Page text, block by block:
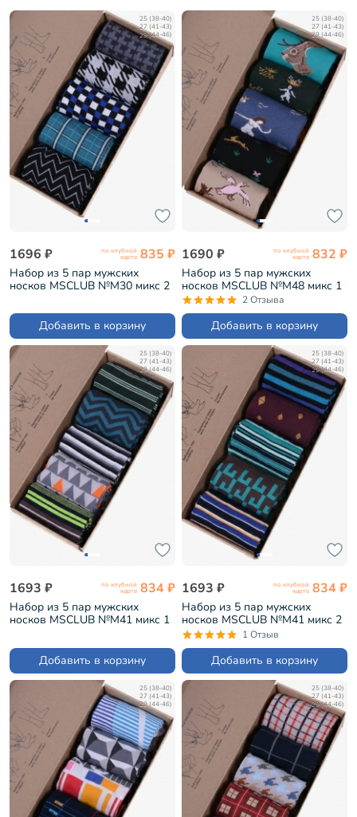
25 (38-40)
27 (41-43)
29 (44-46)
1696 ₽ по клубной
карте 835 ₽
Набор из 5 пар мужских
носков MSCLUB №М30 микс 2
Добавить в корзину
25 (38-40)
27 (41-43)
29 (44-46)
1690 ₽ по клубной
карте 832 ₽
Набор из 5 пар мужских
носков MSCLUB №М48 микс 1
(ВИ5-НМ48)2 Отзыва
Добавить в корзину
25 (38-40)
27 (41-43)
29 (44-46)
1693 ₽ по клубной
карте 834 ₽
Набор из 5 пар мужских
носков MSCLUB №М41 микс 1
Добавить в корзину
25 (38-40)
27 (41-43)
29 (44-46)
1693 ₽ по клубной
карте 834 ₽
Набор из 5 пар мужских
носков MSCLUB №М41 микс 2
(ВИ5-НМ41)1 Отзыв
Добавить в корзину
25 (38-40)
27 (41-43)
29 (44-46)
25 (38-40)
27 (41-43)
29 (44-46)